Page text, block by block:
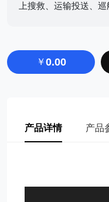
上搜救、运输投送、
￥0.00
产品详情 产品